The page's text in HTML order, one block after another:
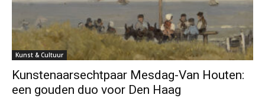
Kunst & Cultuur
Kunstenaarsechtpaar Mesdag-Van Houten:
een gouden duo voor Den Haag